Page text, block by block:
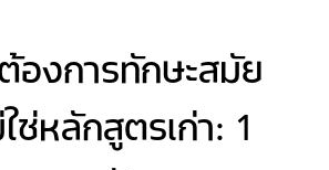
องการทักษะสมัย
ใช่หลักสูตรเก่า: 1